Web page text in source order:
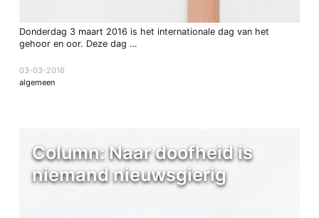
Donderdag 3 maart 2016 is het internationale dag van het
gehoor en oor. Deze dag …
03-03-2016
algemeen
Column: Naar doofheid is
niemand nieuwsgierig